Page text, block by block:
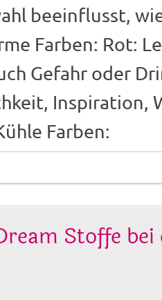
beeinflusst,
Farben: Rot:
Gefahr oder
Inspiration,
Farben:
Stoffe